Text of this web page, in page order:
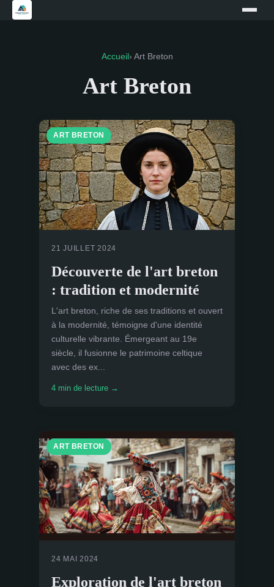
Accueil › Art Breton
Art Breton
ART BRETON
21 JUILLET 2024
Découverte de l'art breton
: tradition et modernité
L'art breton, riche de ses traditions et ouvert
à la modernité, témoigne d'une identité
culturelle vibrante. Émergeant au 19e
siècle, il fusionne le patrimoine celtique
avec des ex...
4 min de lecture →
ART BRETON
24 MAI 2024
Exploration de l'art breton